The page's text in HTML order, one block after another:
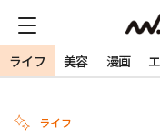
ライフ 美容 漫画
ライフ